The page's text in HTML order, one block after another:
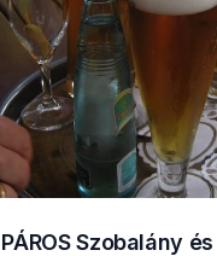
Szobalány